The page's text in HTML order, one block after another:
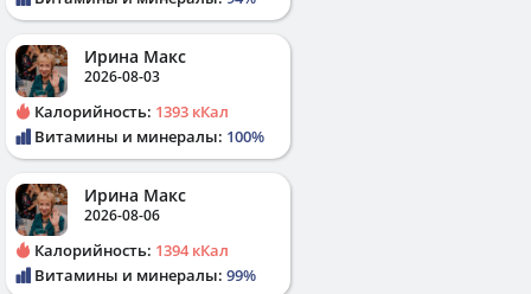
Ирина Макс
2026-08-03
Калорийность: 1393 кКал
Витамины и минералы: 100%
Ирина Макс
2026-08-06
Калорийность: 1394 кКал
Витамины и минералы: 99%